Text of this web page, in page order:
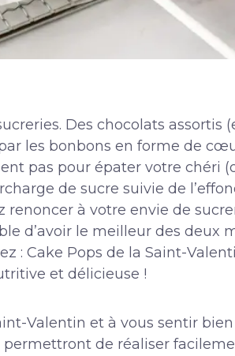
Des chocolats assortis
les bonbons en forme de
pas pour épater votre chéri
de sucre suivie de
à votre envie de
d’avoir le meilleur des deux
Cake Pops de la Saint-
et délicieuse !
Valentin et à vous sentir
permettront de réaliser